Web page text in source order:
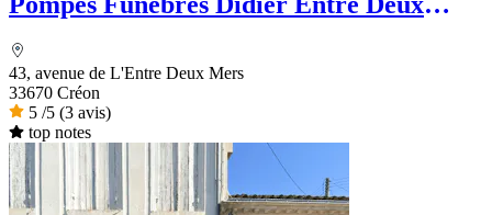
43, avenue de L'Entre Deux Mers
33670 Créon
5 /5 (3 avis)
top notes